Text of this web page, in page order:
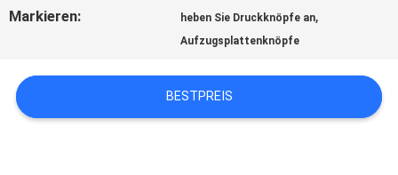
VERBINDUNG
Markieren: heben Sie Druckknöpfe an,
Aufzugsplattenknöpfe
BESTPREIS